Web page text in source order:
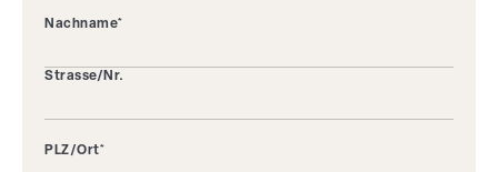
Nachname*
Strasse/Nr.
PLZ/Ort*